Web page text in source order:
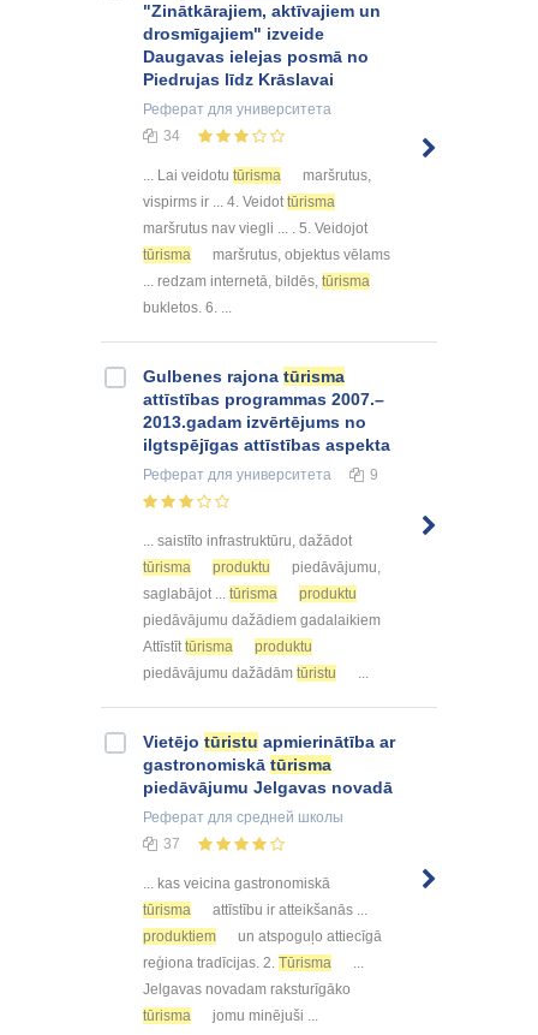
"Zinātkārajiem, aktīvajiem un
drosmīgajiem" izveide
Daugavas ielejas posmā no
Piedrujas līdz Krāslavai
Реферат для университета
34
... Lai veidotu tūrisma
maršrutus,
vispirms ir ... 4. Veidottūrisma
maršrutus nav viegli ... . 5. Veidojot
tūrisma
maršrutus, objektus vēlams
... redzam internetā, bildēs, tūrisma
bukletos. 6. ...
Gulbenes rajona tūrisma
attīstības programmas 2007.–
2013.gadam izvērtējums no
ilgtspējīgas attīstības aspekta
Реферат для университета 9
... saistīto infrastruktūru, dažādot
tūrisma
produktu
piedāvājumu,
saglabājot ... tūrisma
produktu
piedāvājumu dažādiem gadalaikiem
Attīstīttūrisma
produktu
piedāvājumu dažādām tūristu ...
Vietējo tūristu apmierinātība ar
gastronomiskā tūrisma
piedāvājumu Jelgavas novadā
Реферат для средней школы
37
... kas veicina gastronomiskā
tūrisma
attīstību ir atteikšanās ...
produktiem
un atspoguļo attiecīgā
reģiona tradīcijas. 2. Tūrisma
...
Jelgavas novadam raksturīgāko
tūrisma
jomu minējuši ...